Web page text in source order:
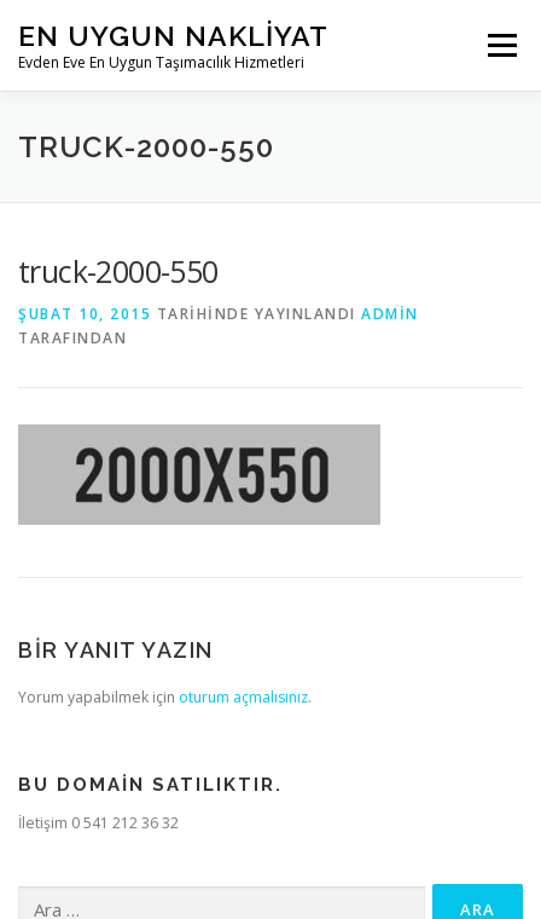
geçEN UYGUN NAKLIYAT
Evden Eve En Uygun Taşımacılık Hizmetleri
Menü
ANASAYFA KURUMSAL
TRUCK-2000-550
truck-2000-550
ŞUBAT 10, 2015 TARIHINDE YAYINLANDI ADMIN
TARAFINDAN
BIR YANIT YAZIN
Yorum yapabilmek için oturum açmalısınız.
BU DOMAIN SATILIKTIR.
İletişim 0 541 212 36 32